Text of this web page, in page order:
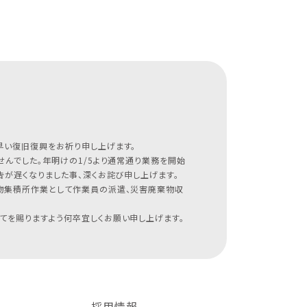
復旧復興をお祈り申し上げます。
んでした。年明けの1/5より通常通り業務を開始
くなりました事、深くお詫び申し上げます。
積所作業として作業員の派遣、災害廃棄物収
賜りますよう何卒宜しくお願い申し上げます。